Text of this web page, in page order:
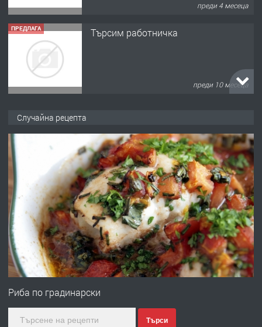
преди 4 месеца
ПРЕДЛАГА Търсим работничка
преди 10 месеца
преди 1 година
ПРЕДЛАГА Работа за общи работници
преди 1 година
ПРЕДЛАГА
Първи поход "По стъпките на Ангел
Случайна рецепта
Риба по градинарски
Търси